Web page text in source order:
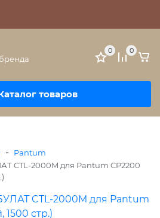
товаров
0 0
- Pantum
CTL-2000M для Pantum CP2200